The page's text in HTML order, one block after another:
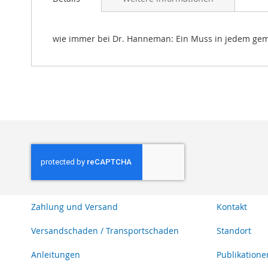
wie immer bei Dr. Hanneman: Ein Muss in jedem
Zahlung und Versand
Versandschaden / Transportschaden
Anleitungen
Kontakt
Standort